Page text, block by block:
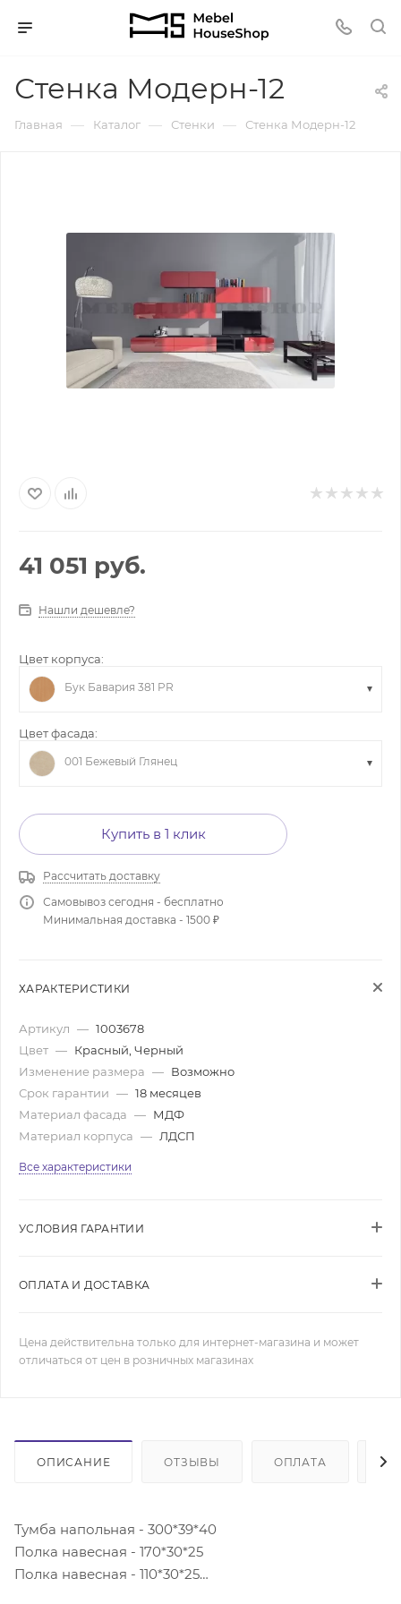
Стенка Модерн-12
Главная — Каталог — Стенки — Стенка Модерн-12
41 051 руб.
Нашли дешевле?
Цвет корпуса:
Бук Бавария 381 PR
Цвет фасада:
001 Бежевый Глянец
Купить в 1 клик
Рассчитать доставку
Самовывоз сегодня - бесплатно
Минимальная доставка - 1500 ₽
ХАРАКТЕРИСТИКИ
Артикул — 1003678
Цвет — Красный, Черный
Изменение размера — Возможно
Срок гарантии — 18 месяцев
Материал фасада — МДФ
Материал корпуса — ЛДСП
Все характеристики
УСЛОВИЯ ГАРАНТИИ
ОПЛАТА И ДОСТАВКА
Цена действительна только для интернет-магазина и может
отличаться от цен в розничных магазинах
ОПИСАНИЕ ОТЗЫВЫ ОПЛАТА
Тумба напольная - 300*39*40
Полка навесная - 170*30*25
Полка навесная - 110*30*25